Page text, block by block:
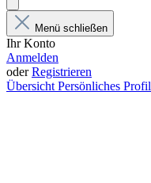
Menü schließen
Ihr Konto
Anmelden
oderRegistrieren
Übersicht Persönliches Profil